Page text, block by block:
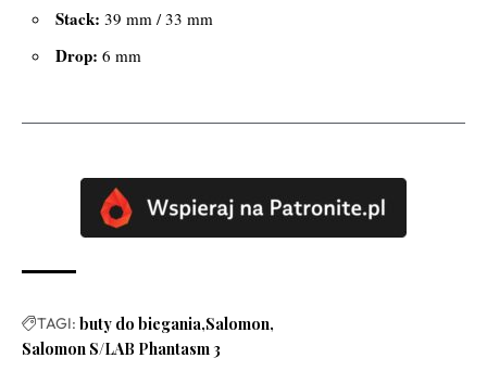
Stack: 39 mm / 33 mm
Drop: 6 mm
TAGI: buty do biegania Salomon
Salomon S/LAB Phantasm 3